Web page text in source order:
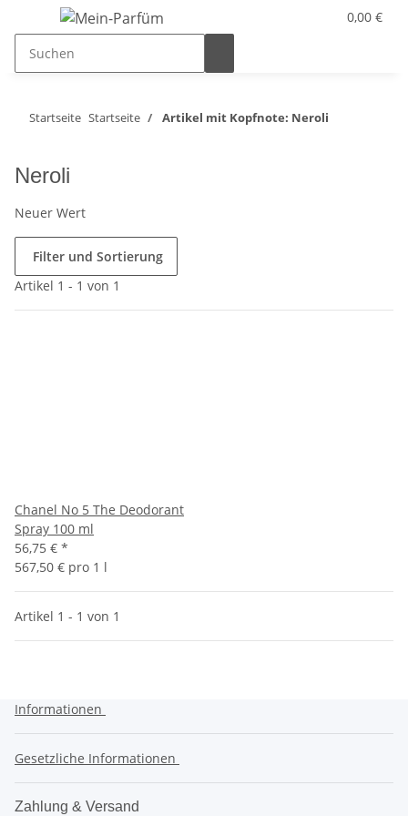
0,00 €
Startseite Startseite Artikel mit Kopfnote: Neroli
Neroli
Neuer Wert
Filter und Sortierung
Artikel 1 - 1 von 1
Chanel No 5 The Deodorant
Spray 100 ml
56,75 € *
567,50 € pro 1 l
Artikel 1 - 1 von 1
Informationen
Gesetzliche Informationen
Zahlung & Versand